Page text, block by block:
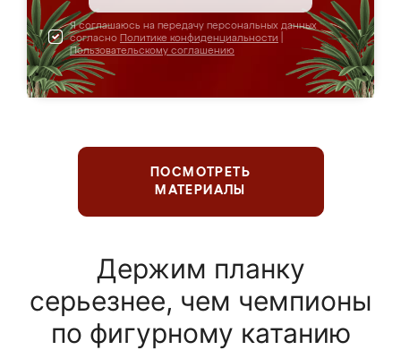
Я соглашаюсь на передачу персональных данных
согласно Политике конфиденциальности
Пользовательскому соглашению
ПОСМОТРЕТЬ
МАТЕРИАЛЫ
Держим планку
серьезнее, чем чемпионы
по фигурному катанию